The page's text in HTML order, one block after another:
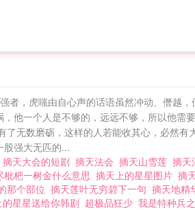
，虎嗤由自心声的话语虽然冲动、僭越
他一个人是不够的，远远不够，所以他需
无数磨砺，这样的人若能收其心，必然
股强大无匹的...
摘天大会的短剧 摘天法会 摘天山雪莲 摘天
枇杷一树金什么意思 摘天上的星星图片 摘
那个部位 摘天莲叶无穷碧下一句 摘天地精
星星送给你韩剧 超极品狂少 我是特种兵